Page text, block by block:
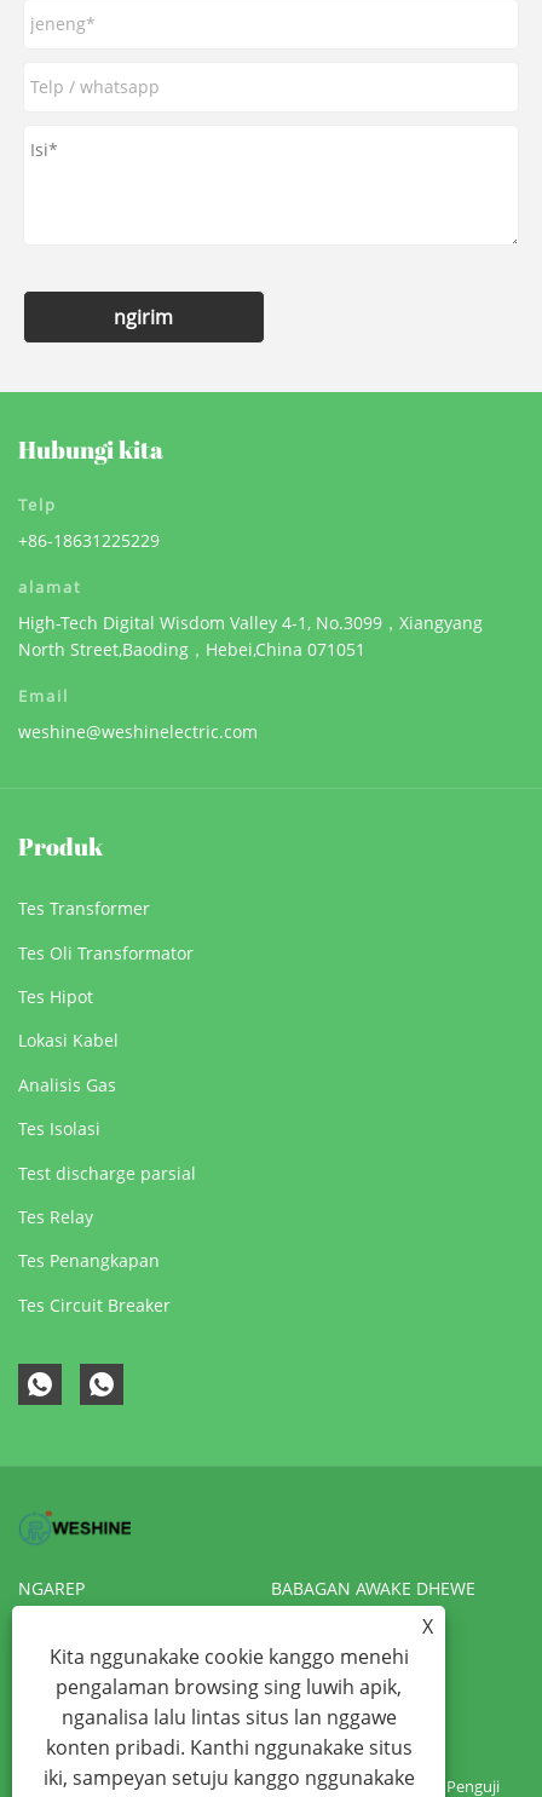
ngirim
Hubungi kita
Telp
+86-18631225229
alamat
High-Tech Digital Wisdom Valley 4-1, No.3099，Xiangyang
North Street,Baoding，Hebei,China 071051
Email
weshine@weshinelectric.com
Produk
Tes Transformer
Tes Oli Transformator
Tes Hipot
Lokasi Kabel
Analisis Gas
Tes Isolasi
Test discharge parsial
Tes Relay
Tes Penangkapan
Tes Circuit Breaker
NGAREP
BABAGAN AWAKE DHEWE
NGUNDHUH
KIRIM PITAKONAN
HUBUNGI KITA
VR
Hak Cipta © 2022 Weshine Electric Manufacturing Co., Ltd. - Penguji
X
Kita nggunakake cookie kanggo menehi
pengalaman browsing sing luwih apik,
nganalisa lalu lintas situs lan nggawe
konten pribadi. Kanthi nggunakake situs
iki, sampeyan setuju kanggo nggunakake